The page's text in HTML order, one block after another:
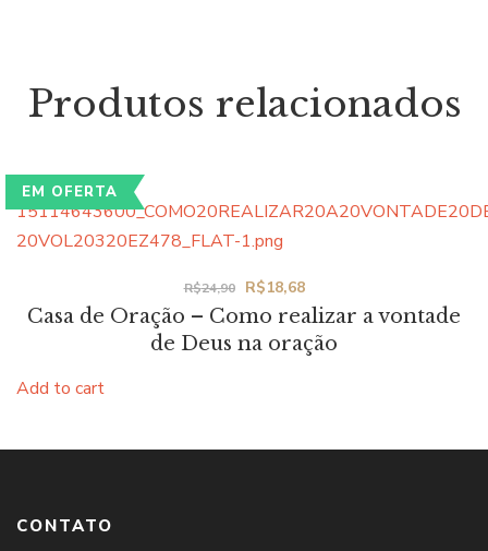
Produtos relacionados
EM OFERTA
Casa de Oração – Como realizar a vontade
de Deus na oração
R$24,90
Original
price
was:
R$18,68Current
price
is:
Add to cart
CONTATO